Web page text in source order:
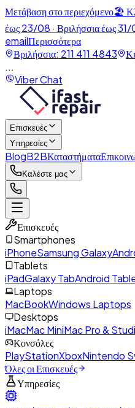
Μετάβαση στο περιεχόμενο🏖️
έως 23/08 · Βριλήσσια έως
emailΠερισσότερα
Βριλήσσια: 211 411 4843
...
Viber Chat
Επισκευές
Υπηρεσίες
BlogB2BΚαταστήματα
Καλέστε μας
Επισκευές
Smartphones
iPhoneSamsung Galaxy
Tablets
iPadGalaxy TabAndroid
Laptops
MacBookWindows Laptops
Desktops
iMacMac MiniMac Pro &
Κονσόλες
PlayStationXboxNintendo
Όλες οι Επισκευές
Υπηρεσίες